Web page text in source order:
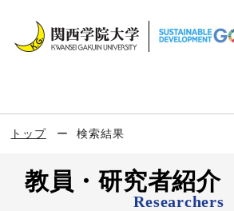
トップ 検索結果
教員・研究者紹介
Researchers